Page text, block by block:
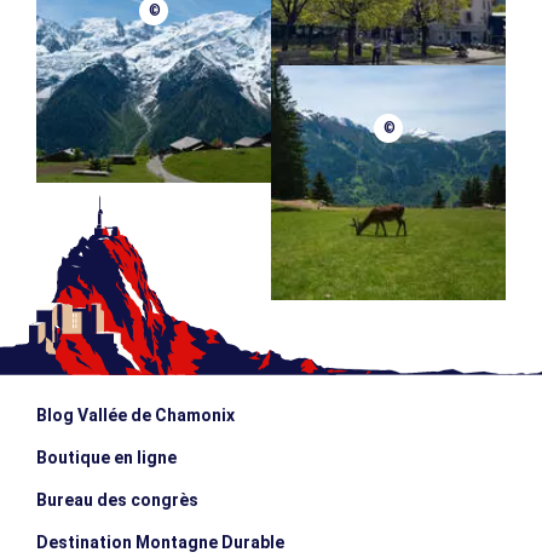
©
©
Blog Vallée de Chamonix
Boutique en ligne
Bureau des congrès
Destination Montagne Durable